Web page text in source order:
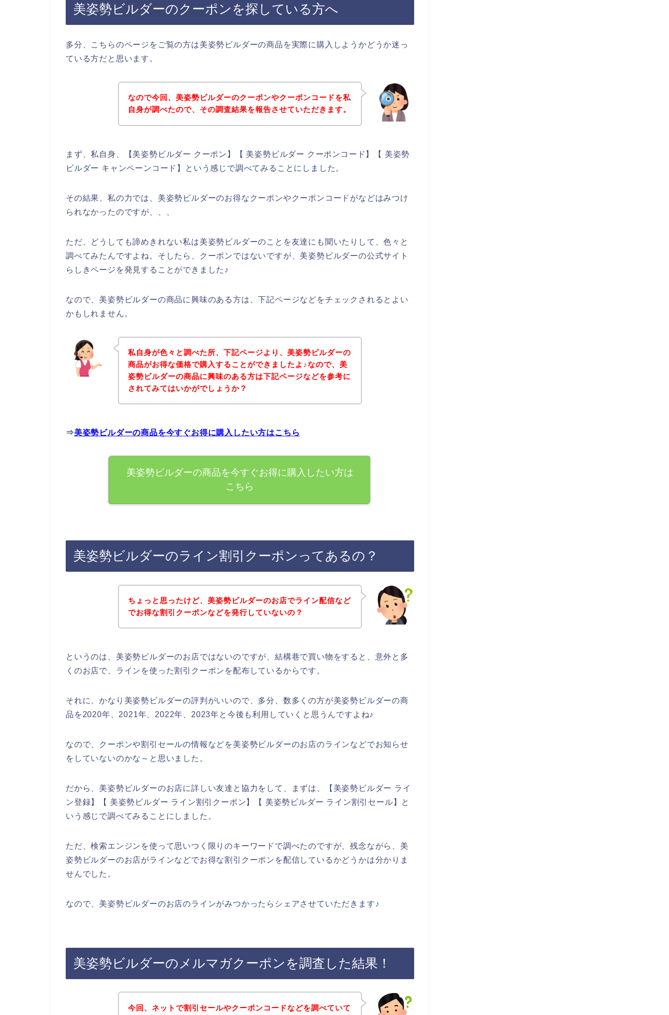
美姿勢ビルダーのクーポンを探している方へ
多分、こちらのページをご覧の方は美姿勢ビルダーの商品を実際に購入しようかどうか迷っ
ている方だと思います。
なので今回、美姿勢ビルダーのクーポンやクーポンコードを私
自身が調べたので、その調査結果を報告させていただきます。
まず、私自身、【美姿勢ビルダー クーポン】【 美姿勢ビルダー クーポンコード】【 美姿勢
ビルダー キャンペーンコード】という感じで調べてみることにしました。
その結果、私の力では、美姿勢ビルダーのお得なクーポンやクーポンコードがなどはみつけ
られなかったのですが、、、
ただ、どうしても諦めきれない私は美姿勢ビルダーのことを友達にも聞いたりして、色々と
調べてみたんですよね。そしたら、クーポンではないですが、美姿勢ビルダーの公式サイト
らしきページを発見することができました♪
なので、美姿勢ビルダーの商品に興味のある方は、下記ページなどをチェックされるとよい
かもしれません。
私自身が色々と調べた所、下記ページより、美姿勢ビルダーの
商品がお得な価格で購入することができましたよ♪なので、美
姿勢ビルダーの商品に興味のある方は下記ページなどを参考に
されてみてはいかがでしょうか？
⇒美姿勢ビルダーの商品を今すぐお得に購入したい方はこちら
美姿勢ビルダーの商品を今すぐお得に購入したい方は
こちら
美姿勢ビルダーのライン割引クーポンってあるの？
ちょっと思ったけど、美姿勢ビルダーのお店でライン配信など
でお得な割引クーポンなどを発行していないの？
というのは、美姿勢ビルダーのお店ではないのですが、結構巷で買い物をすると、意外と多
くのお店で、ラインを使った割引クーポンを配布しているからです。
それに、かなり美姿勢ビルダーの評判がいいので、多分、数多くの方が美姿勢ビルダーの商
品を2020年、2021年、2022年、2023年と今後も利用していくと思うんですよね♪
なので、クーポンや割引セールの情報などを美姿勢ビルダーのお店のラインなどでお知らせ
をしていないのかな～と思いました。
だから、美姿勢ビルダーのお店に詳しい友達と協力をして、まずは、【美姿勢ビルダー ライ
ン登録】【 美姿勢ビルダー ライン割引クーポン】【 美姿勢ビルダー ライン割引セール】と
いう感じで調べてみることにしました。
ただ、検索エンジンを使って思いつく限りのキーワードで調べたのですが、残念ながら、美
姿勢ビルダーのお店がラインなどでお得な割引クーポンを配信しているかどうかは分かりま
せんでした。
なので、美姿勢ビルダーのお店のラインがみつかったらシェアさせていただきます♪
美姿勢ビルダーのメルマガクーポンを調査した結果！
今回、ネットで割引セールやクーポンコードなどを調べていて